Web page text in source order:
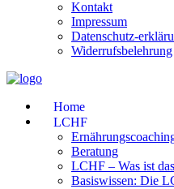
Kontakt
Impressum
Datenschutz-
Widerrufsbelehrung
Home
LCHF
Beratung
LCHF – Was ist
Basiswissen: Die